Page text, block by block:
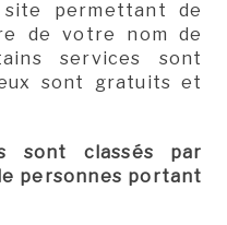
permettant de
de votre nom de
services sont
sont gratuits et
sont classés par
personnes portant